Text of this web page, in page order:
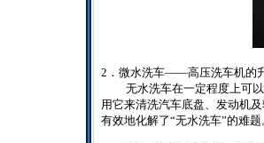
2 ．微水洗车——高压洗车机的
无水洗车在一定程度上可
用它来清洗汽车底盘、发动机
有效地化解了“无水洗车”的难题